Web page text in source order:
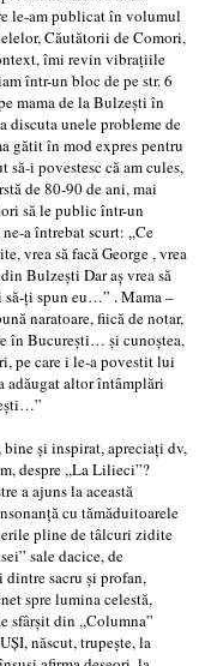
le-am publicat în volumul
Căutătorii de Comori,
îmi revin vibraţiile
într-un bloc de pe str. 6
mama de la Bulzeşti în
discuta unele probleme de
gătit în mod expres pentru
i povestesc că am cules,
de 80-90 de ani, mai
să le public într-un
a întrebat scurt: ,,Ce
vrea să facă George , vrea
Bulzeşti Dar aş vrea să
ţi spun eu…” . Mama –
naratoare, fiică de notar,
în Bucureşti… şi cunoştea,
pe care i le-a povestit lui
altor întâmplări
şi inspirat, apreciaţi dv,
despre ,,La Lilieci”?
a ajuns la această
cu tămăduitoarele
pline de tâlcuri zidite
sale dacice, de
sacru şi profan,
spre lumina celestă,
sfârşit din ,,Columna”
născut, trupeşte, la